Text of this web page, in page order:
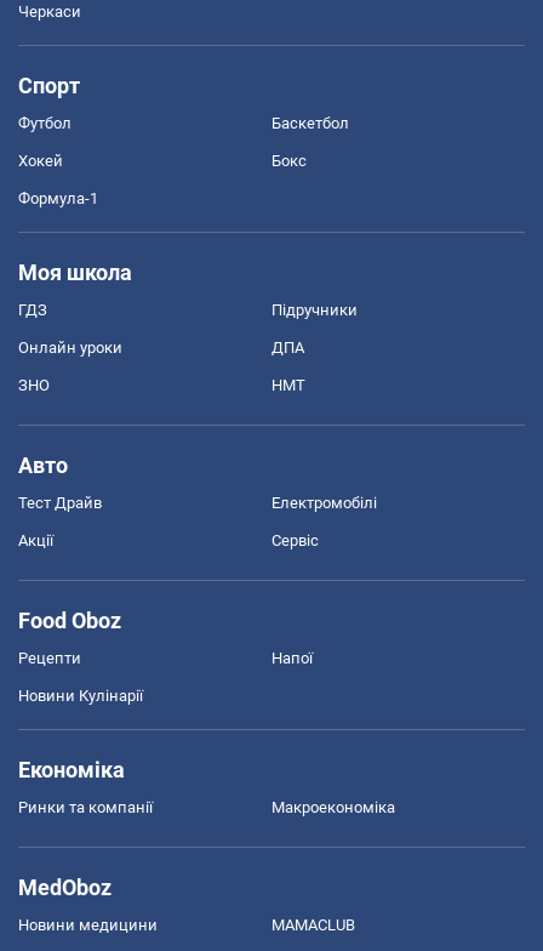
Черкаси
Спорт
Футбол Баскетбол
Хокей Бокс
Формула-1
Моя школа
ГДЗ Підручники
Онлайн уроки ДПА
ЗНО НМТ
Авто
Тест Драйв Електромобілі
Акції Сервіс
Food Oboz
Рецепти Напої
Новини Кулінарії
Економіка
Ринки та компанії Макроекономіка
MedOboz
Новини медицини MAMACLUB